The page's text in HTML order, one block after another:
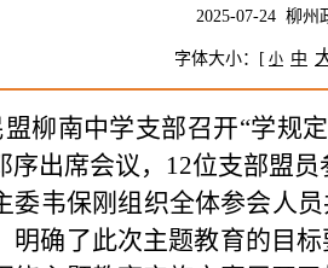
2025-07-24 柳
字体大小：[ 小 中
柳南中学支部召开“学规
序出席会议，12位支部盟
委韦保刚组织全体参会人
明确了此次主题教育的目